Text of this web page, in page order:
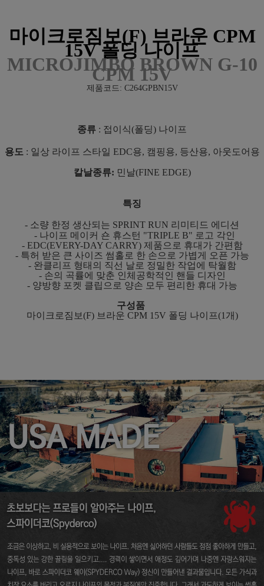
마이크로짐보(F) 브라운 CPM
15V 폴딩 나이프
MICROJIMBO BROWN G-10
CPM 15V
제품코드: C264GPBN15V
종류 : 접이식(폴딩) 나이프
용도 : 일상 라이프 스타일 EDC용, 캠핑용, 등산용, 아웃도어용
칼날종류: 민날(FINE EDGE)
특징
- 소량 한정 생산되는 SPRINT RUN 리미티드 에디션
- 나이프 메이커 숀 휴스턴 "TRIPLE B" 로고 각인
- EDC(EVERY-DAY CARRY) 제품으로 휴대가 간편함
- 특허 받은 큰 사이즈 썸홀로 한 손으로 가볍게 오픈 가능
- 완클리프 형태의 직선 날로 정밀한 작업에 탁월함
- 손의 곡률에 맞춘 인체공학적인 핸들 디자인
- 양방향 포켓 클립으로 양손 모두 편리한 휴대 가능
구성품
마이크로짐보(F) 브라운 CPM 15V 폴딩 나이프(1개)